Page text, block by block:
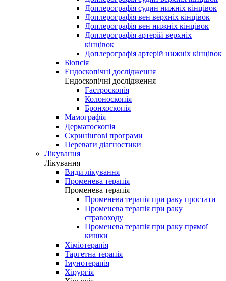
Доплерографія судин нижніх кінцівок
Доплерографія вен верхніх кінцівок
Доплерографія вен нижніх кінцівок
Доплерографія артерій верхніх
кінцівок
Доплерографія артерій нижніх кінцівок
Біопсія
Ендоскопічні дослідження
Ендоскопічні дослідження
Гастроскопія
Колоноскопія
Бронхоскопія
Мамографія
Дерматоскопія
Скринінгові програми
Переваги діагностики
Лікування
Лікування
Види лікування
Променева терапія
Променева терапія
Променева терапія при раку простати
Променева терапія при раку
стравоходу
Променева терапія при раку прямої
кишки
Хіміотерапія
Таргетна терапія
Імунотерапія
Хірургія